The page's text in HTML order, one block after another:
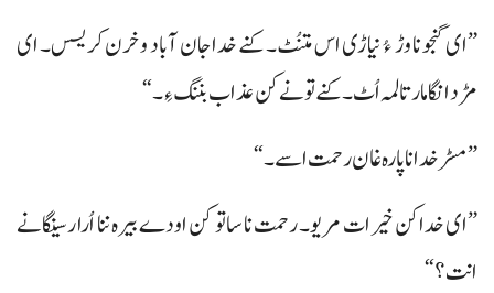
”ای گنجو نا وڑ ءُ نیاڑی اس متنُٹ۔ کنے خداجان آباد و خرن کریسس۔ ای
مڑد انگا مار تا لمہ اُٹ۔ کنے تو نے کن عذاب بننگ ءِ۔“
”مسڑ خدا نا پارہ غان رحمت اسے۔“
”ای خداکن خیرات مریو۔ رحمت نا ساتو کن اودے بیرہ ننا اُرا رسینگانے
انت؟“